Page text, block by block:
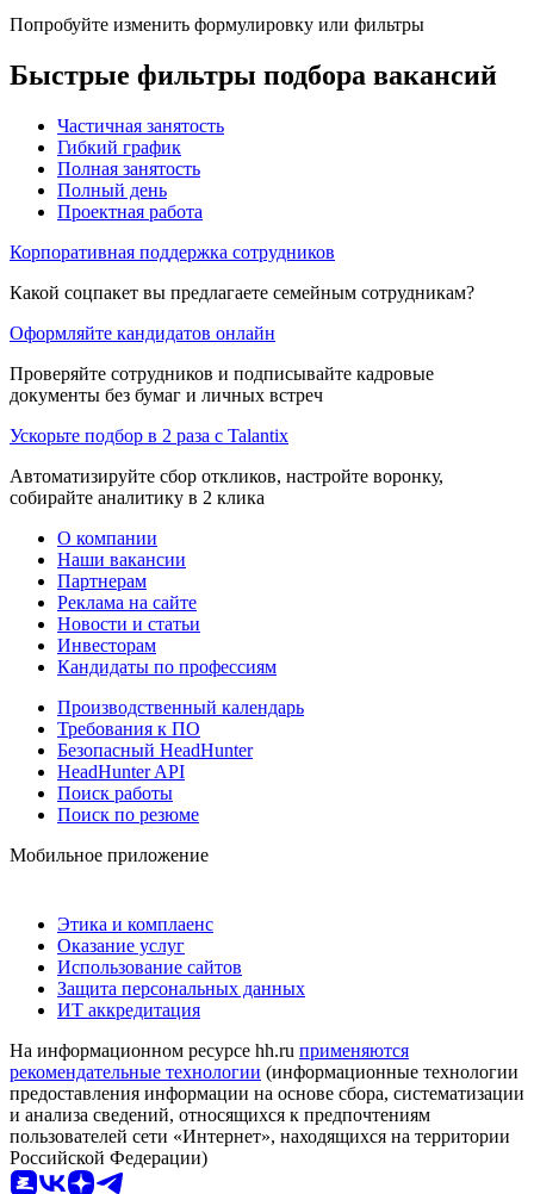
Попробуйте изменить формулировку или фильтры
Быстрые фильтры подбора вакансий
Частичная занятость
Гибкий график
Полная занятость
Полный день
Проектная работа
Корпоративная поддержка сотрудников
Какой соцпакет вы предлагаете семейным сотрудникам?
Оформляйте кандидатов онлайн
Проверяйте сотрудников и подписывайте кадровые
документы без бумаг и личных встреч
Ускорьте подбор в 2 раза с Talantix
Автоматизируйте сбор откликов, настройте воронку,
собирайте аналитику в 2 клика
О компании
Наши вакансии
Партнерам
Реклама на сайте
Новости и статьи
Инвесторам
Кандидаты по профессиям
Производственный календарь
Требования к ПО
Безопасный HeadHunter
HeadHunter API
Поиск работы
Поиск по резюме
Мобильное приложение
Этика и комплаенс
Оказание услуг
Использование сайтов
Защита персональных данных
ИТ аккредитация
На информационном ресурсе hh.ru применяются
рекомендательные технологии (информационные технологии
предоставления информации на основе сбора, систематизации
и анализа сведений, относящихся к предпочтениям
пользователей сети «Интернет», находящихся на территории
Российской Федерации)